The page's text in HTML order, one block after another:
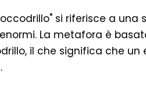
si riferisce a una
La metafora è
il che significa che